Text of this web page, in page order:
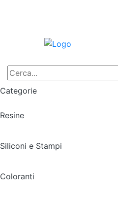
Categorie
Resine
Siliconi e Stampi
Coloranti